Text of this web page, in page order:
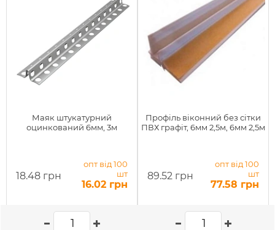
Маяк штукатурний
оцинкований 6мм, 3м
18.48 грн
опт від 100
шт
16.02 грн
Профіль віконний без сітки
ПВХ графіт, 6мм 2,5м, 6мм 2,5м
89.52 грн
опт від 100
шт
77.58 грн